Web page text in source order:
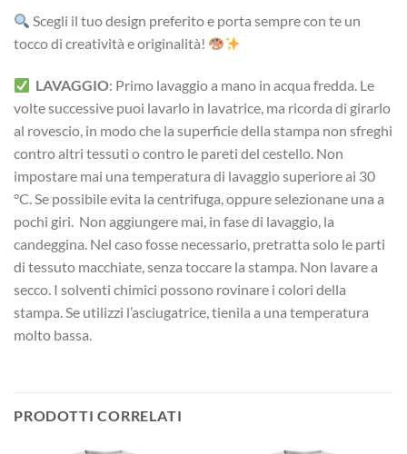
Scegli il tuo design preferito e porta sempre con te un
tocco di creatività e originalità!
LAVAGGIO: Primo lavaggio a mano in acqua fredda. Le
volte successive puoi lavarlo in lavatrice, ma ricorda di girarlo
al rovescio, in modo che la superficie della stampa non sfreghi
contro altri tessuti o contro le pareti del cestello. Non
impostare mai una temperatura di lavaggio superiore ai 30
°C. Se possibile evita la centrifuga, oppure selezionane una a
pochi giri. Non aggiungere mai, in fase di lavaggio, la
candeggina. Nel caso fosse necessario, pretratta solo le parti
di tessuto macchiate, senza toccare la stampa. Non lavare a
secco. I solventi chimici possono rovinare i colori della
stampa. Se utilizzi l’asciugatrice, tienila a una temperatura
molto bassa.
PRODOTTI CORRELATI